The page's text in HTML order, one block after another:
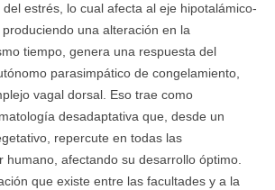
estrés, lo cual afecta al eje hipotalámico-
una alteración en la
tiempo, genera una respuesta del
parasimpático de congelamiento,
vagal dorsal. Eso trae como
desadaptativa que, desde un
repercute en todas las
humano, afectando su desarrollo óptimo.
que existe entre las facultades y a la